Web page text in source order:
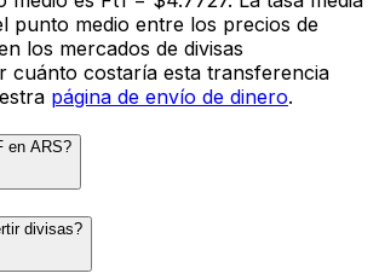
punto medio entre los precios de
los mercados de divisas
cuánto costaría esta transferencia
página de envío de dinero.
en ARS?
divisas?